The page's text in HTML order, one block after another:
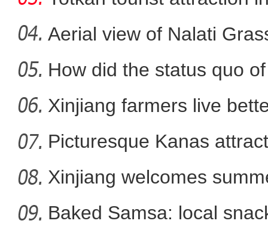
新疆库车小学生暑期乐
Aerial view of Nalati
How did the status quo
Xinjiang farmers live
Picturesque Kanas
Xinjiang welcomes
Baked Samsa: local